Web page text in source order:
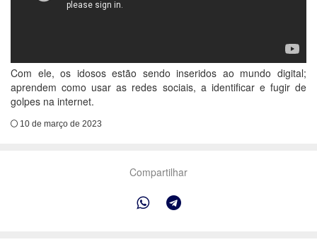
Com ele, os idosos estão sendo inseridos ao mundo digital;
aprendem como usar as redes sociais, a identificar e fugir de
golpes na internet.
10 de março de 2023
Compartilhar